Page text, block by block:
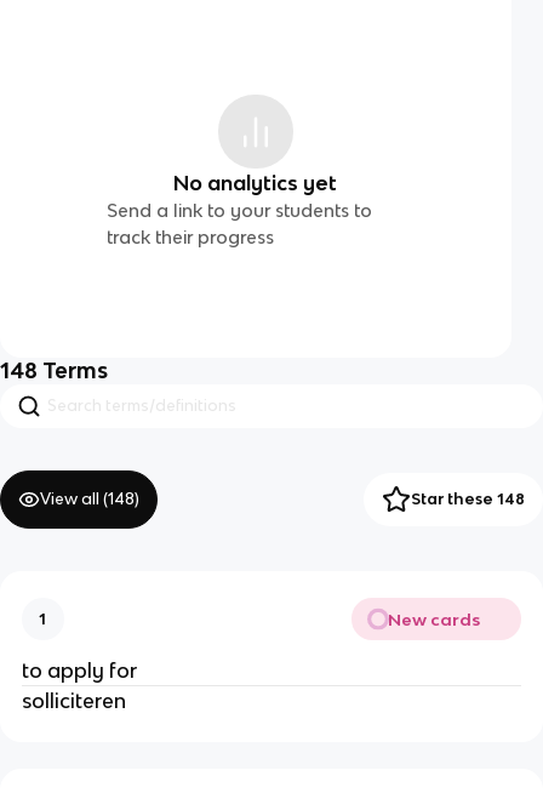
No analytics yet
Send a link to your students to
track their progress
148 Terms
View all (148) Star these 148
1 New cards
to apply for
solliciteren